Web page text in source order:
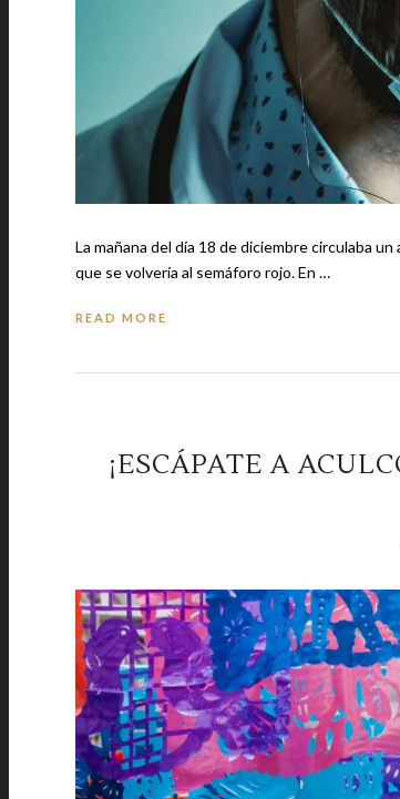
La mañana del día 18 de diciembre circulaba
que se volvería al semáforo rojo. En …
READ MORE
¡ESCÁPATE A